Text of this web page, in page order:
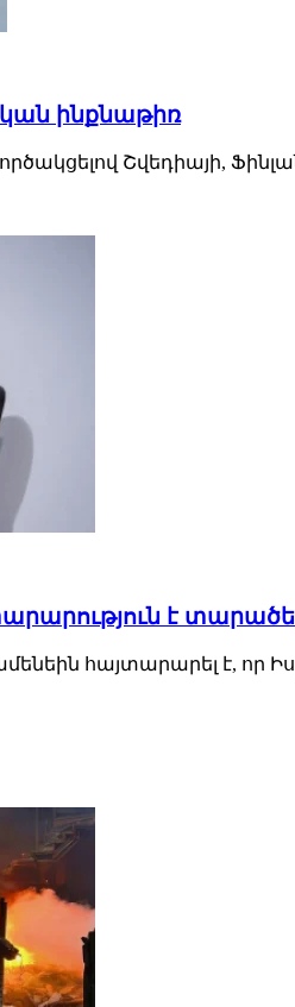
ինքնաթիռ
Շվեդիայի,
է
հայտարարել է,